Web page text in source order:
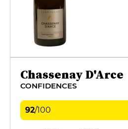
Chassenay D'Arce
CONFIDENCES
92/100